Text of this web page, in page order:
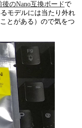
後のNano互換ボード で
モデルには当たり外れ
とがある）ので気をつ